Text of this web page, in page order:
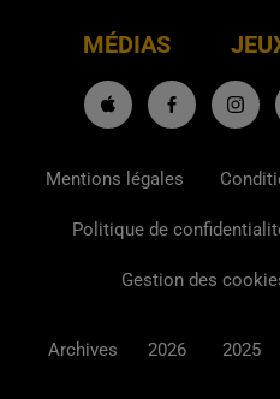
MÉDIAS
Mentions légales
Politique de
Gestion des
Archives 2026 2025